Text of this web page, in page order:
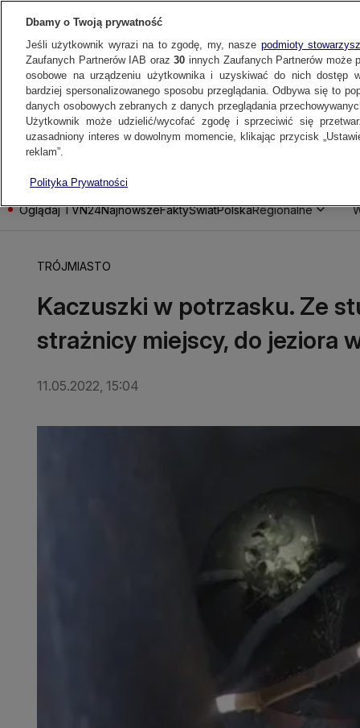
Oglądaj TVN24NajnowszeFaktyŚwiatPolskaRegionalne
TRÓJMIASTO
Kaczuszki w potrzasku. Ze
strażnicy miejscy, do jeziora
11.05.2022, 15:04
Dbamy o Twoją prywatność
Jeśli użytkownik wyrazi na to zgodę, my, nasze podmioty
Zaufanych Partnerów IAB oraz30 innych Zaufanych Partnerów może
osobowe na urządzeniu użytkownika i uzyskiwać do nich dostęp
bardziej spersonalizowanego sposobu przeglądania. Odbywa się to
danych osobowych zebranych z danych przeglądania
Użytkownik może udzielić/wycofać zgodę i sprzeciwić się
uzasadniony interes w dowolnym momencie, klikając przycisk
reklam”.
Polityka Prywatności